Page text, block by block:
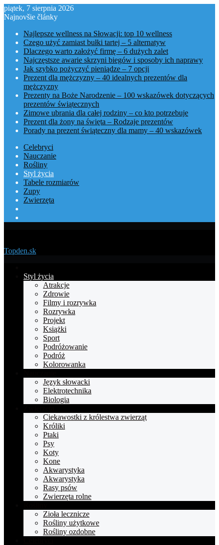
piątek, 7 sierpnia 2026
Najnovšie články
Najlepsze wellness na Słowacji: top 10 wellness
Czego użyć zamiast bułki tartej – 5 alternatyw
Dlaczego warto założyć firmę – 6 dużych zalet
Najczęstsze awarie skrzyni biegów i sposoby ich naprawy
Jak szybko pożyczyć pieniądze – 7 opcji
Prezent dla mężczyzny – 40 idealnych prezentów dla
mężczyzny
Prezenty na Boże Narodzenie – 100 wskazówek dotyczących
prezentów świątecznych
Zimowe ubrania dla całej rodziny – co kto potrzebuje
Prezent dla żony na święta – Rodzaje prezentów
Porady na prezent świąteczny dla mamy – 40 wskazówek
Celebryci
Nauczanie
Rośliny
Styl życia
Tabele rozmiarów
Zupy
Zwierzęta
Topden.sk
główna
Styl życia
Atrakcje
Zdrowie
Filmy i rozrywka
Rozrywka
Projekt
Książki
Sport
Podróżowanie
Podróż
Kolorowanka
Język słowacki
Elektrotechnika
Biologia
Ciekawostki z królestwa zwierząt
Króliki
Ptaki
Psy
Koty
Kone
Akwarystyka
Akwarystyka
Rasy psów
Zwierzęta rolne
Zioła lecznicze
Rośliny użytkowe
Rośliny ozdobne